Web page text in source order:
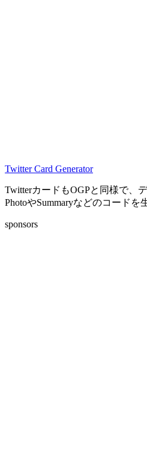
Twitter Card Generator
TwitterカードもOGPと同様で、
PhotoやSummaryなどのコードを
sponsors